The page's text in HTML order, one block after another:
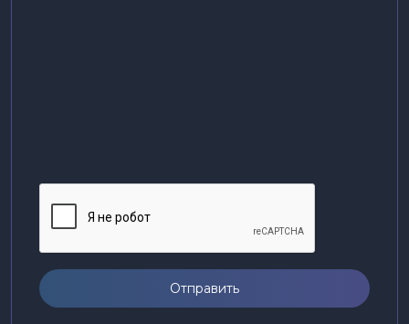
Отправить